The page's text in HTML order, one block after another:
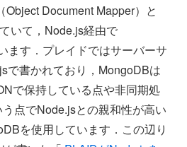
Object Document Mapper）と
いて，Node.js経由で
ます．プレイドではサーバーサ
で書かれており，MongoDBは
で保持している点や非同期処
点でNode.jsとの親和性が高い
を使用しています．この辺り